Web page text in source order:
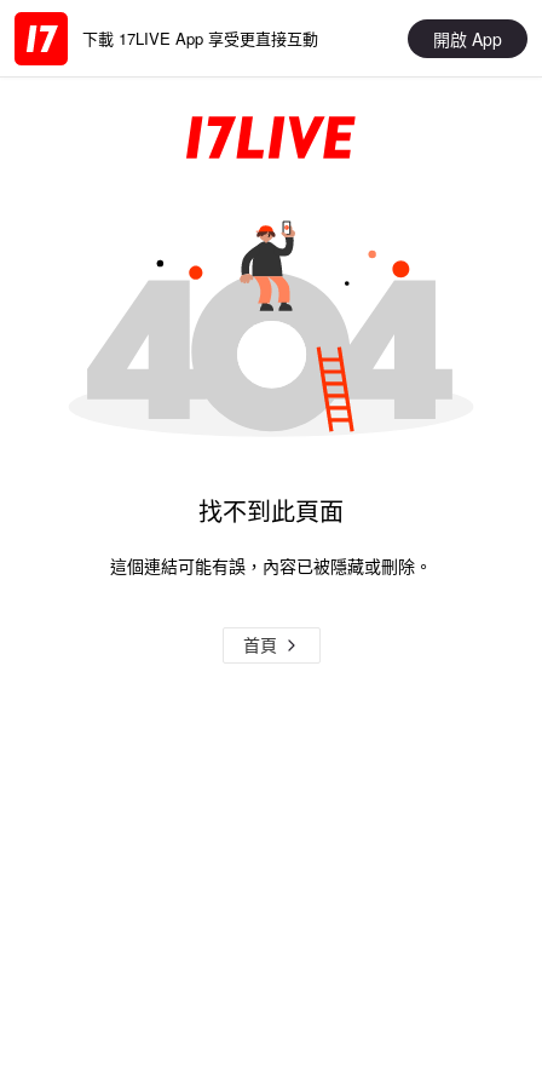
下載 17LIVE App 享受更直接互動 開啟 App
找不到此頁面
這個連結可能有誤，內容已被隱藏或刪除。
首頁